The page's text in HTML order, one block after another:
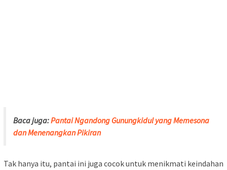
Baca juga:Pantai Ngandong Gunungkidul yang Memesona
dan Menenangkan Pikiran
Tak hanya itu, pantai ini juga cocok untuk menikmati keindahan